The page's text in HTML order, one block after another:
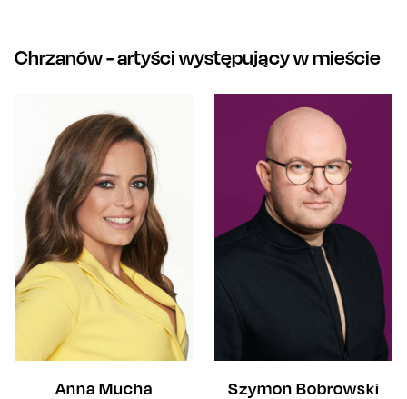
Chrzanów- artyści występujący w mieście
Anna Mucha Szymon Bobrowski